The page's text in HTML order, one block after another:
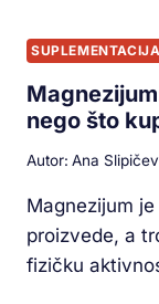
SUPLEMENTACIJA
nego što
Autor: Ana
Magnezijum
proizvede, a
fizičku